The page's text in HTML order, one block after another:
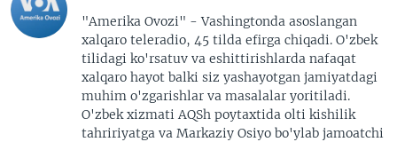
"Amerika Ovozi" - Vashingtonda asoslangan
xalqaro teleradio, 45 tilda efirga chiqadi. O'zbek
tilidagi ko'rsatuv va eshittirishlarda nafaqat
xalqaro hayot balki siz yashayotgan jamiyatdagi
muhim o'zgarishlar va masalalar yoritiladi.
O'zbek xizmati AQSh poytaxtida olti kishilik
tahririyatga va Markaziy Osiyo bo'ylab jamoatchi